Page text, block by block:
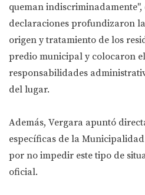
queman indiscriminadamente",
declaraciones profundizaron
origen y tratamiento de los
predio municipal y colocaron
responsabilidades
del lugar.
Además, Vergara apuntó
específicas de la
por no impedir este tipo de
oficial.